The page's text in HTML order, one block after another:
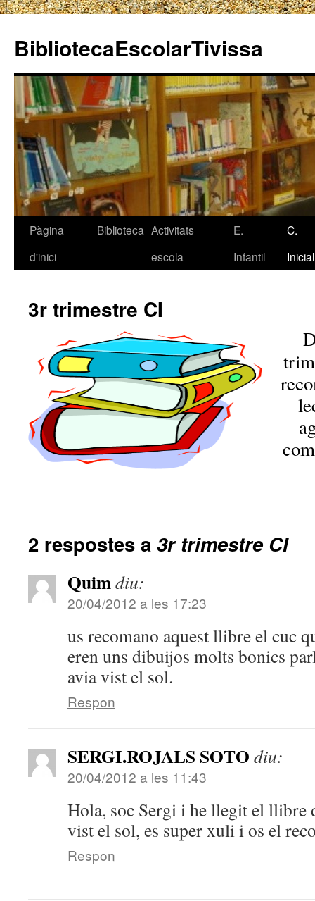
BibliotecaEscolarTivissa
Vés
Pàgina
d'inici
Biblioteca Activitats
escola
E.
Infantil
C.
Inicial
3r trimestre CI
2 respostes a 3r trimestre CI
Quimdiu:
20/04/2012 a les 17:23
us recomano aquest llibre el cuc
eren uns dibuijos molts bonics
avia vist el sol.
Respon
SERGI.ROJALS SOTO diu:
20/04/2012 a les 11:43
Hola, soc Sergi i he llegit el llibre
vist el sol, es super xuli i os el
Respon